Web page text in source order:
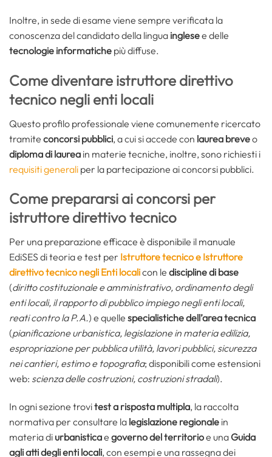
Inoltre, in sede di esame viene sempre verificata la
conoscenza del candidato della lingua inglesee delle
tecnologie informatiche più diffuse.
Come diventare istruttore direttivo
tecnico negli enti locali
Questo profilo professionale viene comunemente ricercato
tramite concorsi pubblici, a cui si accede con laurea breveo
diploma di laurea in materie tecniche, inoltre, sono richiesti i
requisiti generali per la partecipazione ai concorsi pubblici.
Come prepararsi ai concorsi per
istruttore direttivo tecnico
Per una preparazione efficace è disponibile il manuale
EdiSES di teoria e test per Istruttore tecnico e Istruttore
direttivo tecnico negli Enti localicon le discipline di base
(diritto costituzionale e amministrativo, ordinamento degli
enti locali, il rapporto di pubblico impiego negli enti locali,
reati contro la P.A.) e quelle specialistichedell’area tecnica
(pianificazione urbanistica, legislazione in materia edilizia,
espropriazione per pubblica utilità, lavori pubblici, sicurezza
nei cantieri, estimo e topografia; disponibili come estensioni
web: scienza delle costruzioni, costruzioni stradali).
In ogni sezione trovitest a risposta multipla, la raccolta
normativa per consultare la legislazione regionale in
materia di urbanisticae governo del territorioe una Guida
agli atti degli enti locali, con esempi e una rassegna dei